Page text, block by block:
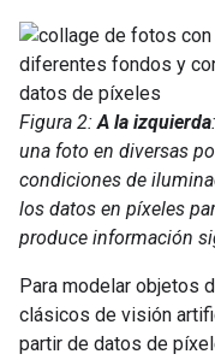
Figura 2:A la izquierda
una foto en diversas
condiciones de
los datos en píxeles
produce información
Para modelar objetos
clásicos de visión
partir de datos de